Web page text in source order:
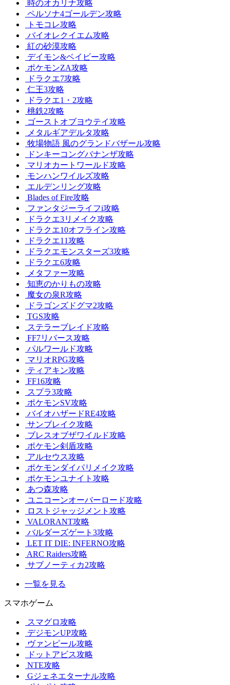
時のオカリナ攻略
ペルソナ4ゴールデン攻略
トモコレ攻略
バイオレクイエム攻略
紅の砂漠攻略
デイモン&ベイビー攻略
ポケモンZA攻略
ドラクエ7攻略
仁王3攻略
ドラクエ1・2攻略
桃鉄2攻略
ゴーストオブヨウテイ攻略
メタルギアデルタ攻略
牧場物語 風のグランドバザール攻略
ドンキーコングバナンザ攻略
マリオカートワールド攻略
モンハンワイルズ攻略
エルデンリング攻略
Blades of Fire攻略
ファンタジーライフi攻略
ドラクエ3リメイク攻略
ドラクエ10オフライン攻略
ドラクエ11攻略
ドラクエモンスターズ3攻略
ドラクエ6攻略
メタファー攻略
知恵のかりもの攻略
魔女の泉R攻略
ドラゴンズドグマ2攻略
TGS攻略
ステラーブレイド攻略
FF7リバース攻略
パルワールド攻略
マリオRPG攻略
ティアキン攻略
FF16攻略
スプラ3攻略
ポケモンSV攻略
バイオハザードRE4攻略
サンブレイク攻略
ブレスオブザワイルド攻略
ポケモン剣盾攻略
アルセウス攻略
ポケモンダイパリメイク攻略
ポケモンユナイト攻略
あつ森攻略
ユニコーンオーバーロード攻略
ロストジャッジメント攻略
VALORANT攻略
バルダーズゲート3攻略
LET IT DIE: INFERNO攻略
ARC Raiders攻略
サブノーティカ2攻略
一覧を見る
スマホゲーム
スマグロ攻略
デジモンUP攻略
ヴァンピール攻略
ドットアビス攻略
NTE攻略
Gジェネエターナル攻略